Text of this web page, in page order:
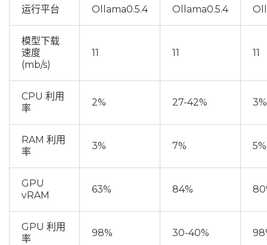
运行平台 Ollama0.5.4 Ollama0.5.4
模型下载
速度
(mb/s)
11 11 11
CPU 利用
率
2% 27-42% 3%
RAM 利用
率
3% 7% 5%
GPU
vRAM
63% 84%
GPU 利用
率
98% 30-40%